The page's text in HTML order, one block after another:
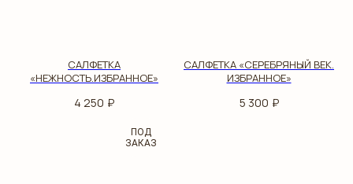
САЛФЕТКА
«НЕЖНОСТЬ.ИЗБРАННОЕ»
4 250 ₽
САЛФЕТКА «СЕРЕБРЯНЫЙ ВЕК.
ИЗБРАННОЕ»
5 300 ₽
ПОД
ЗАКАЗ